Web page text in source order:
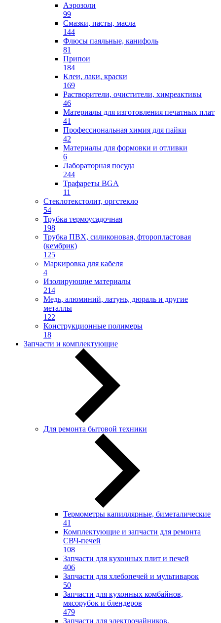
Аэрозоли
99
Смазки, пасты, масла
144
Флюсы паяльные, канифоль
81
Припои
184
Клеи, лаки, краски
169
Растворители, очистители, химреактивы
46
Материалы для изготовления печатных плат
41
Профессиональная химия для пайки
42
Материалы для формовки и отливки
6
Лабораторная посуда
244
Трафареты BGA
11
Стеклотекстолит, оргстекло
54
Трубка термоусадочная
198
Трубка ПВХ, силиконовая, фторопластовая
(кембрик)
125
Маркировка для кабеля
4
Изолирующие материалы
214
Медь, алюминий, латунь, дюраль и другие
металлы
122
Конструкционные полимеры
18
Запчасти и комплектующие
Для ремонта бытовой техники
Термометры капиллярные, биметалические
41
Комплектующие и запчасти для ремонта
СВЧ-печей
108
Запчасти для кухонных плит и печей
406
Запчасти для хлебопечей и мультиварок
50
Запчасти для кухонных комбайнов,
мясорубок и блендеров
479
Запчасти для электрочайников,